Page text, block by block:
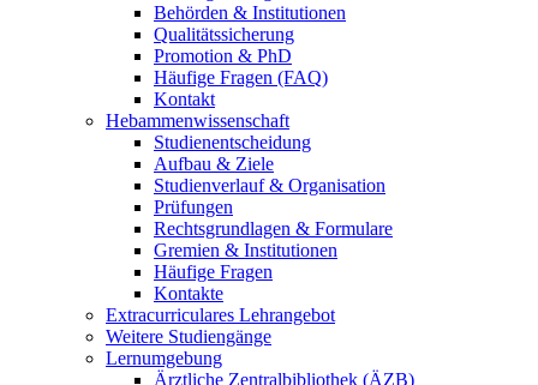
Behörden & Institutionen
Qualitätssicherung
Promotion & PhD
Häufige Fragen (FAQ)
Kontakt
Hebammenwissenschaft
Studienentscheidung
Aufbau & Ziele
Studienverlauf & Organisation
Prüfungen
Rechtsgrundlagen & Formulare
Gremien & Institutionen
Häufige Fragen
Kontakte
Extracurriculares Lehrangebot
Weitere Studiengänge
Lernumgebung
Ärztliche Zentralbibliothek (ÄZB)